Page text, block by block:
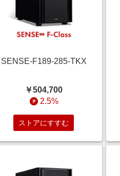
SENSE-F189-285-TKX
￥504,700
2.5%
ストアにすすむ